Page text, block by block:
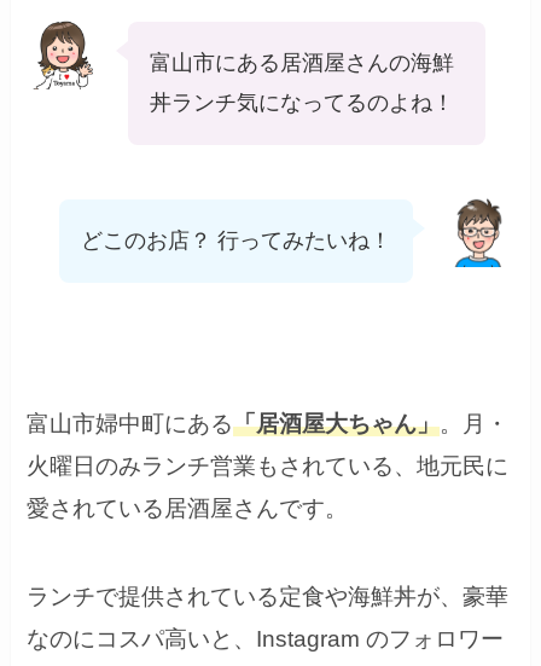
富山市にある居酒屋さんの海鮮
丼ランチ気になってるのよね！
どこのお店？ 行ってみたいね！
富山市婦中町にある「居酒屋大ちゃん」。月・
火曜日のみランチ営業もされている、地元民に
愛されている居酒屋さんです。
ランチで提供されている定食や海鮮丼が、豪華
なのにコスパ高いと、Instagram のフォロワー